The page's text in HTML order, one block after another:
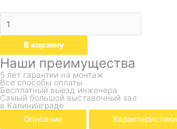
В корзину
Наши преимущества
5 лет гарантии на монтаж
Все способы оплаты
Бесплатный выезд инженера
Самый большой выставочный зал
в Калининграде
Описание
Характеристики